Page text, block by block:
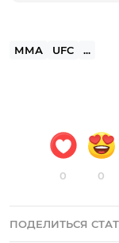
ММА UFC ...
0 0
ПОДЕЛИТЬСЯ